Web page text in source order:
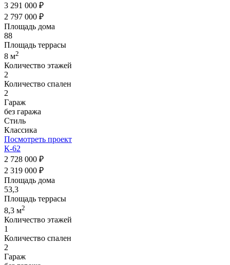
3 291 000 ₽
2 797 000 ₽
Площадь дома
88
Площадь террасы
8 м2
Количество этажей
2
Количество спален
2
Гараж
без гаража
Стиль
Классика
Посмотреть проект
К-62
2 728 000 ₽
2 319 000 ₽
Площадь дома
53,3
Площадь террасы
8,3 м2
Количество этажей
1
Количество спален
2
Гараж